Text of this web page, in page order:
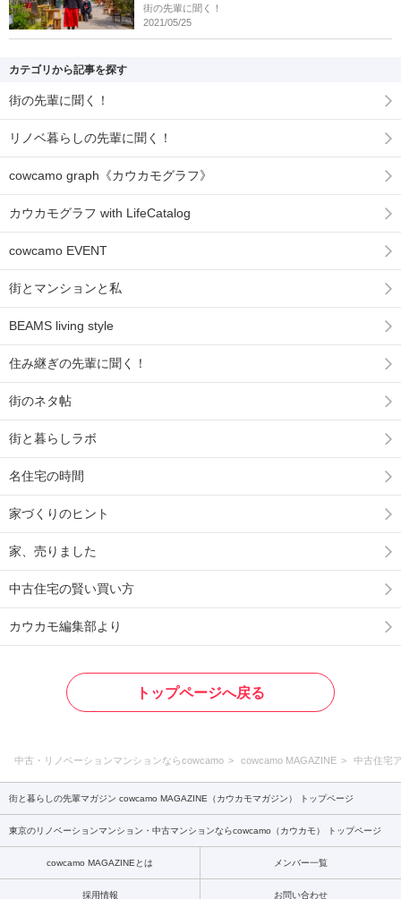
街の先輩に聞く！
2021/05/25
カテゴリから記事を探す
街の先輩に聞く！
リノベ暮らしの先輩に聞く！
cowcamo graph《カウカモグラフ》
カウカモグラフ with LifeCatalog
cowcamo EVENT
街とマンションと私
BEAMS living style
住み継ぎの先輩に聞く！
街のネタ帖
街と暮らしラボ
名住宅の時間
家づくりのヒント
家、売りました
中古住宅の賢い買い方
カウカモ編集部より
トップページへ戻る
中古・リノベーションマンションならcowcamo cowcamo MAGAZINE 中古住宅
街と暮らしの先輩マガジン cowcamo MAGAZINE（カウカモマガジン） トップページ
東京のリノベーションマンション・中古マンションならcowcamo（カウカモ） トップページ
cowcamo MAGAZINEとは メンバー一覧
採用情報 お問い合わせ